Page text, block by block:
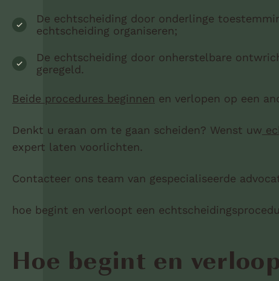
De echtscheiding door onderlinge
echtscheiding organiseren;
De echtscheiding door onherstelbare
geregeld.
Beide procedures beginnen en verlopen op een
Denkt u eraan om te gaan scheiden? Wenst uw
expert laten voorlichten.
Contacteer ons team van gespecialiseerde
hoe begint en verloopt een
Hoe begint en